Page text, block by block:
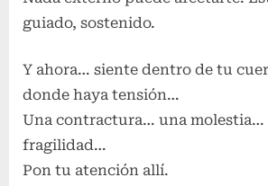
guiado, sostenido.
Y ahora… siente dentro de tu
donde haya tensión…
Una contractura… una molestia…
fragilidad…
Pon tu atención allí.